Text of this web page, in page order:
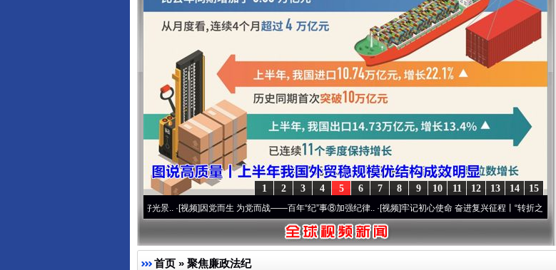
15
14
13
12
11
10
9
8
7
6
5
4
3
2
1
·[视频]因党而生 为党而战——百年“纪”事⑧加强纪律..·[视频]牢记初心使命 奋进复兴征程丨“转折之城”激荡..·[视频]
首页 » 聚焦廉政法纪